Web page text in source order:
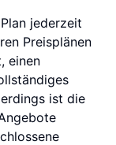
jederzeit
Preisplänen
einen
ist die